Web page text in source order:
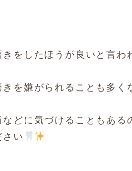
きをしたほうが良いと言わ
を嫌がられることも 多く
どに気づけることもある
い